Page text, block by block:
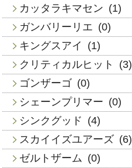
カッタラキマセン (1)
ガンバリーリエ (0)
キングスアイ
(1)
クリティカルヒット
(3)
ゴンザーゴ (0)
シェーンプリマー (0)
シンクグッド (4)
スカイイズユアーズ (6)
ゼルトザーム (0)